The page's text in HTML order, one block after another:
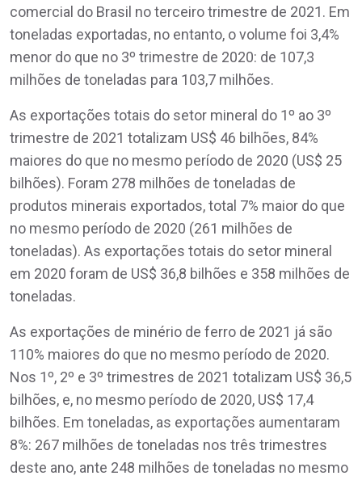
comercial do Brasil no terceiro trimestre de 2021. Em
toneladas exportadas, no entanto, o volume foi 3,4%
menor do que no 3º trimestre de 2020: de 107,3
milhões de toneladas para 103,7 milhões.
As exportações totais do setor mineral do 1º ao 3º
trimestre de 2021 totalizam US$ 46 bilhões, 84%
maiores do que no mesmo período de 2020 (US$ 25
bilhões). Foram 278 milhões de toneladas de
produtos minerais exportados, total 7% maior do que
no mesmo período de 2020 (261 milhões de
toneladas). As exportações totais do setor mineral
em 2020 foram de US$ 36,8 bilhões e 358 milhões de
toneladas.
As exportações de minério de ferro de 2021 já são
110% maiores do que no mesmo período de 2020.
Nos 1º, 2º e 3º trimestres de 2021 totalizam US$ 36,5
bilhões, e, no mesmo período de 2020, US$ 17,4
bilhões. Em toneladas, as exportações aumentaram
8%: 267 milhões de toneladas nos três trimestres
deste ano, ante 248 milhões de toneladas no mesmo